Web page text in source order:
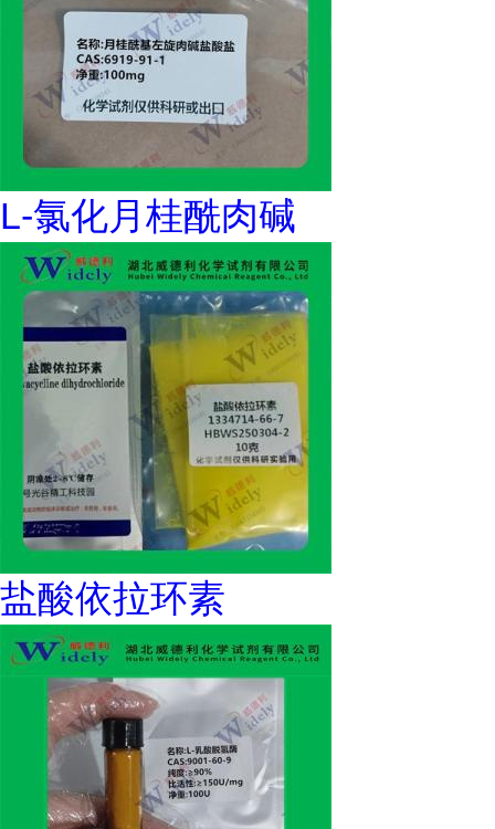
L-氯化月桂酰肉碱
盐酸依拉环素